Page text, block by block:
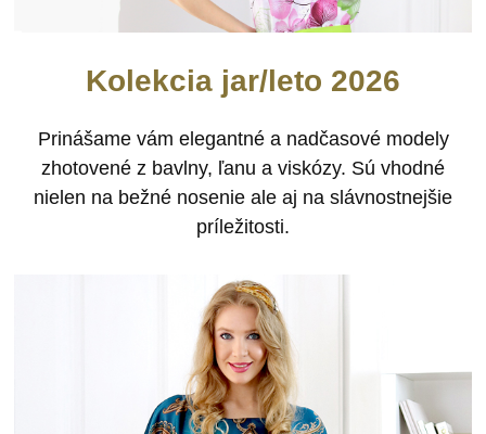
Kolekcia jar/leto 2026
Prinášame vám elegantné a nadčasové modely
zhotovené z bavlny, ľanu a viskózy. Sú vhodné
nielen na bežné nosenie ale aj na slávnostnejšie
príležitosti.